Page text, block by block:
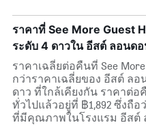
ราคาที่ See More Guest
ระดับ 4 ดาวใน อีสต์ ลอนด
ราคาเฉลี่ยต่อคืนที่ See
กว่าราคาเฉลี่ยของ อีสต์ ล
ดาว ที่ใกล้เคียงกัน ราคาต่อ
ทั่วไปแล้วอยู่ที่ ฿1,892 ซึ่งถื
ที่มีคุณภาพในโรงแรม อีสต์